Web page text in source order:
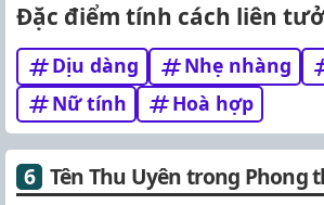
Đặc điểm tính cách liên
Dịu dàng Nhẹ nhàng
Nữ tính
Hoà hợp
Tên Thu Uyên trong Phong